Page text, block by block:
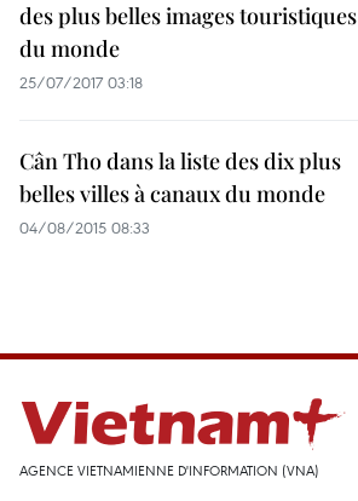
des plus belles images touristiques
du monde
25/07/2017 03:18
Cân Tho dans la liste des dix plus
belles villes à canaux du monde
04/08/2015 08:33
AGENCE VIETNAMIENNE D'INFORMATION (VNA)